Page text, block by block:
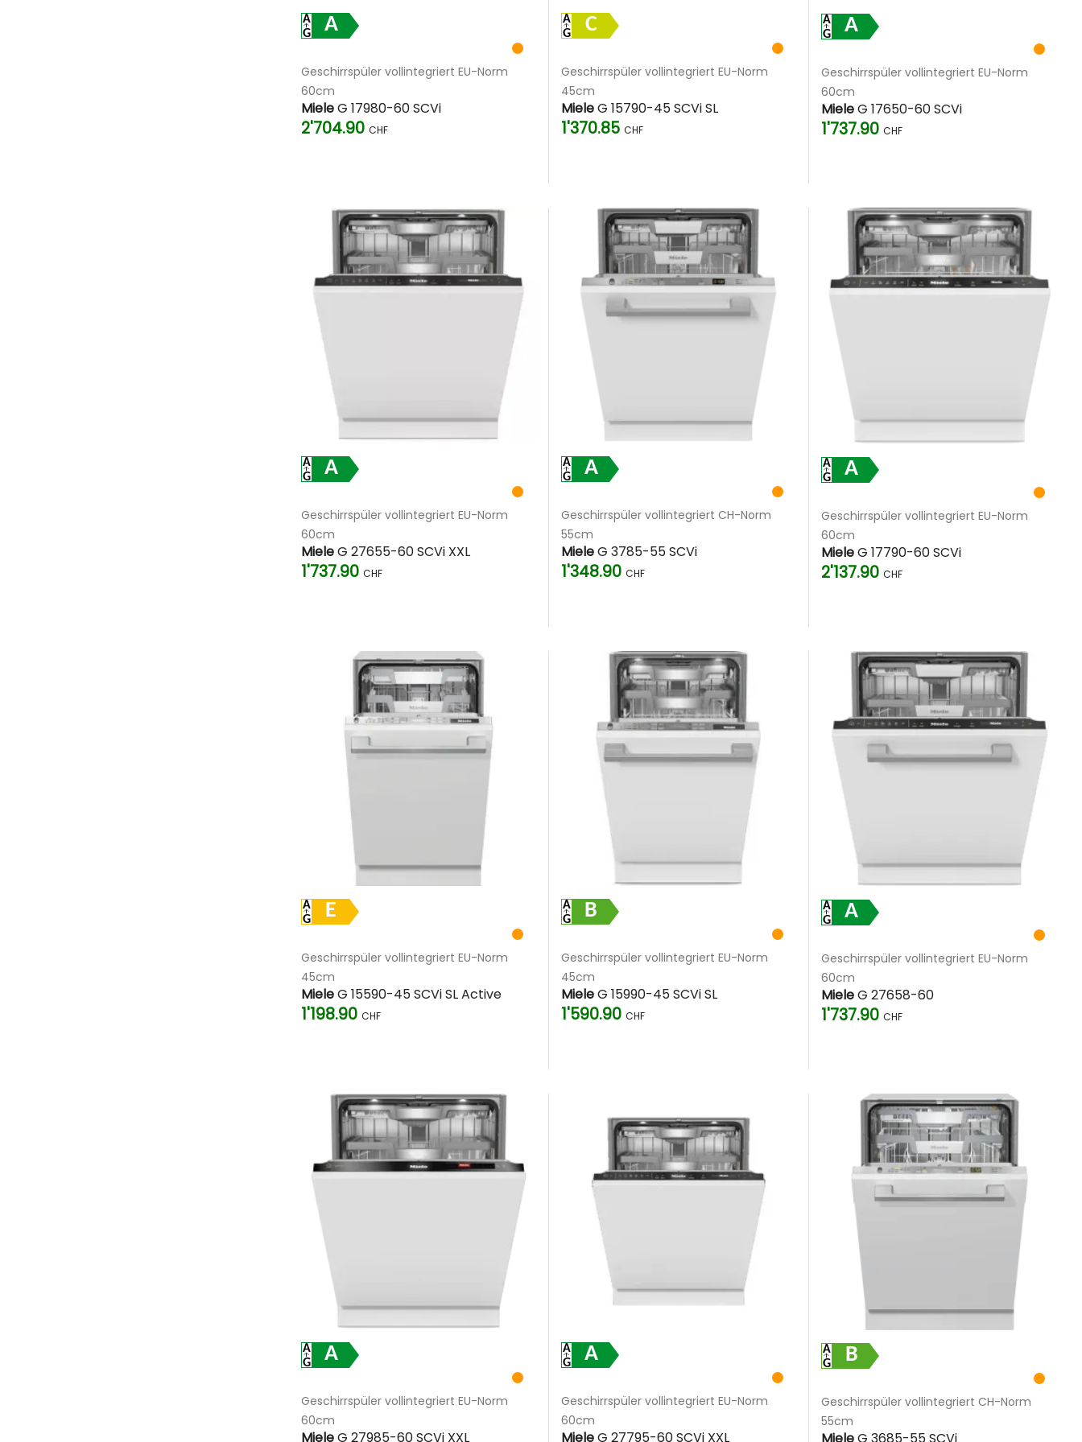
A
Geschirrspüler vollintegriert EU-Norm
60cm
MieleG 17980-60 SCVi
2'704.90 CHF
C
Geschirrspüler vollintegriert EU-Norm
45cm
MieleG 15790-45 SCVi SL
1'370.85 CHF
A
Geschirrspüler vollintegriert EU-Norm
60cm
MieleG 17650-60 SCVi
1'737.90CHF
A
Geschirrspüler vollintegriert EU-Norm
60cm
MieleG 27655-60 SCVi XXL
1'737.90 CHF
A
Geschirrspüler vollintegriert CH-Norm
55cm
MieleG 3785-55 SCVi
1'348.90 CHF
A
Geschirrspüler vollintegriert EU-Norm
60cm
MieleG 17790-60 SCVi
2'137.90CHF
E
Geschirrspüler vollintegriert EU-Norm
45cm
MieleG 15590-45 SCVi SL Active
1'198.90 CHF
B
Geschirrspüler vollintegriert EU-Norm
45cm
MieleG 15990-45 SCVi SL
1'590.90 CHF
A
Geschirrspüler vollintegriert EU-Norm
60cm
MieleG 27658-60
1'737.90CHF
A
Geschirrspüler vollintegriert EU-Norm
60cm
MieleG 27985-60 SCVi XXL
A
Geschirrspüler vollintegriert EU-Norm
60cm
MieleG 27795-60 SCVi XXL
B
Geschirrspüler vollintegriert CH-Norm
55cm